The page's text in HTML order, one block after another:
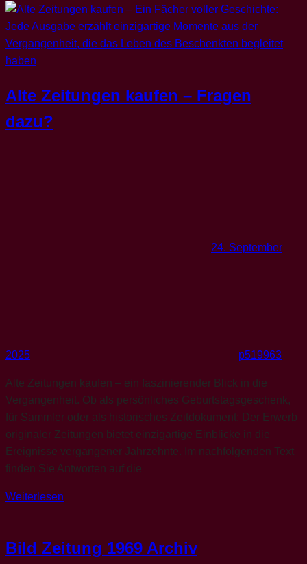
Alte Zeitungen kaufen – Fragen
dazu?
24. September
2025 p519963
Alte Zeitungen kaufen – ein faszinierender Blick in die
Vergangenheit. Ob als persönliches Geburtstagsgeschenk,
für Sammler oder als historisches Zeitdokument: Der Erwerb
originaler Zeitungen bietet einzigartige Einblicke in die
Ereignisse vergangener Jahrzehnte. Im nachfolgenden Text
finden Sie Antworten auf die
Weiterlesen
Bild Zeitung 1969 Archiv